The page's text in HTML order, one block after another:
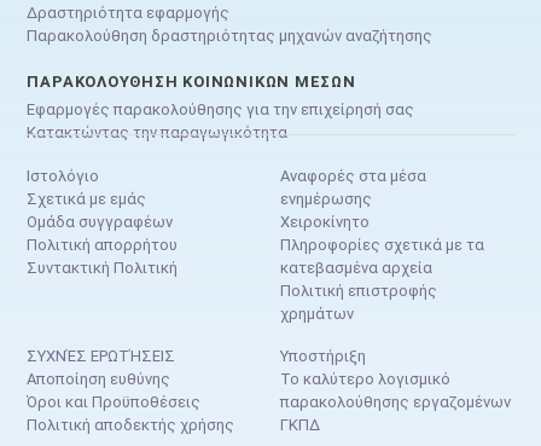
Δραστηριότητα εφαρμογής
Παρακολούθηση δραστηριότητας μηχανών αναζήτησης
ΠΑΡΑΚΟΛΟΎΘΗΣΗ ΚΟΙΝΩΝΙΚΏΝ ΜΈΣΩΝ
Εφαρμογές παρακολούθησης για την επιχείρησή σας
Κατακτώντας την παραγωγικότητα
Ιστολόγιο
Σχετικά με εμάς
Ομάδα συγγραφέων
Πολιτική απορρήτου
Συντακτική Πολιτική
Αναφορές στα μέσα
ενημέρωσης
Χειροκίνητο
Πληροφορίες σχετικά με τα
κατεβασμένα αρχεία
Πολιτική επιστροφής
χρημάτων
ΣΥΧΝΈΣ ΕΡΩΤΉΣΕΙΣ
Αποποίηση ευθύνης
Όροι και Προϋποθέσεις
Πολιτική αποδεκτής χρήσης
Υποστήριξη
Το καλύτερο λογισμικό
παρακολούθησης εργαζομένων
ΓΚΠΔ